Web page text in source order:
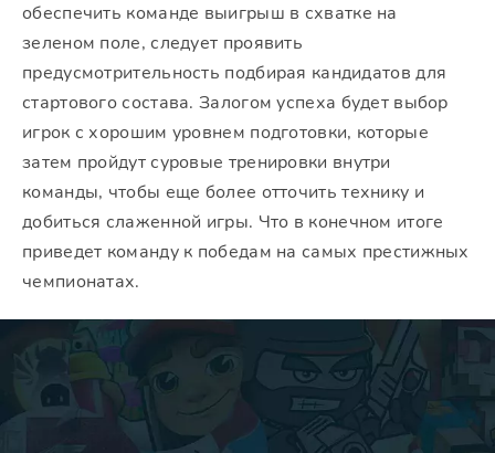
обеспечить команде выигрыш в схватке на
зеленом поле, следует проявить
предусмотрительность подбирая кандидатов для
стартового состава. Залогом успеха будет выбор
игрок с хорошим уровнем подготовки, которые
затем пройдут суровые тренировки внутри
команды, чтобы еще более отточить технику и
добиться слаженной игры. Что в конечном итоге
приведет команду к победам на самых престижных
чемпионатах.